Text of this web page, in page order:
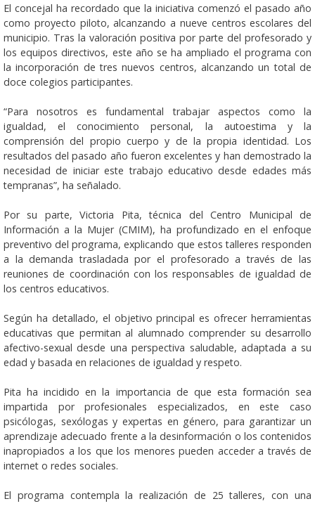
El concejal ha recordado que la iniciativa comenzó el pasado año
como proyecto piloto, alcanzando a nueve centros escolares del
municipio. Tras la valoración positiva por parte del profesorado y
los equipos directivos, este año se ha ampliado el programa con
la incorporación de tres nuevos centros, alcanzando un total de
doce colegios participantes.
“Para nosotros es fundamental trabajar aspectos como la
igualdad, el conocimiento personal, la autoestima y la
comprensión del propio cuerpo y de la propia identidad. Los
resultados del pasado año fueron excelentes y han demostrado la
necesidad de iniciar este trabajo educativo desde edades más
tempranas”, ha señalado.
Por su parte, Victoria Pita, técnica del Centro Municipal de
Información a la Mujer (CMIM), ha profundizado en el enfoque
preventivo del programa, explicando que estos talleres responden
a la demanda trasladada por el profesorado a través de las
reuniones de coordinación con los responsables de igualdad de
los centros educativos.
Según ha detallado, el objetivo principal es ofrecer herramientas
educativas que permitan al alumnado comprender su desarrollo
afectivo-sexual desde una perspectiva saludable, adaptada a su
edad y basada en relaciones de igualdad y respeto.
Pita ha incidido en la importancia de que esta formación sea
impartida por profesionales especializados, en este caso
psicólogas, sexólogas y expertas en género, para garantizar un
aprendizaje adecuado frente a la desinformación o los contenidos
inapropiados a los que los menores pueden acceder a través de
internet o redes sociales.
El programa contempla la realización de 25 talleres, con una